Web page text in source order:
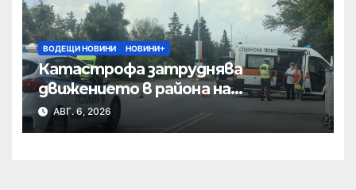
ВОДЕЩИ НОВИНИ НОВИНИ+
Катастрофа затруднява
движението в района на
Хиподрума
АВГ. 6, 2026